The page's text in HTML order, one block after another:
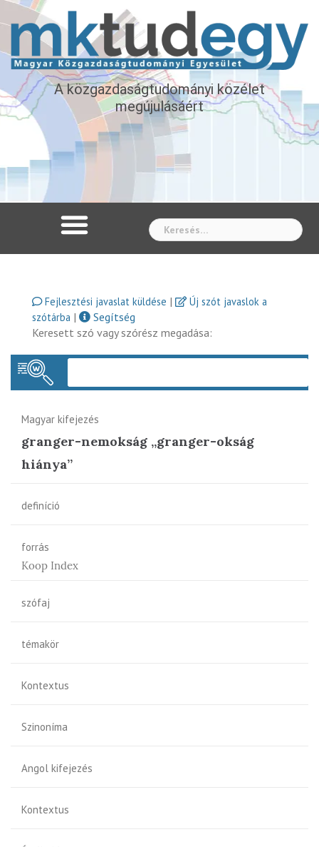
A közgazdaságtudományi közélet
megújulásáért
Fejlesztési javaslat küldése |
Új szót javaslok a
szótárba |
Segítség
Keresett szó vagy szórész megadása:
Magyar kifejezés
granger-nemokság „granger-okság
hiánya”
definíció
forrás
Koop Index
szófaj
témakör
Kontextus
Szinoníma
Angol kifejezés
Kontextus